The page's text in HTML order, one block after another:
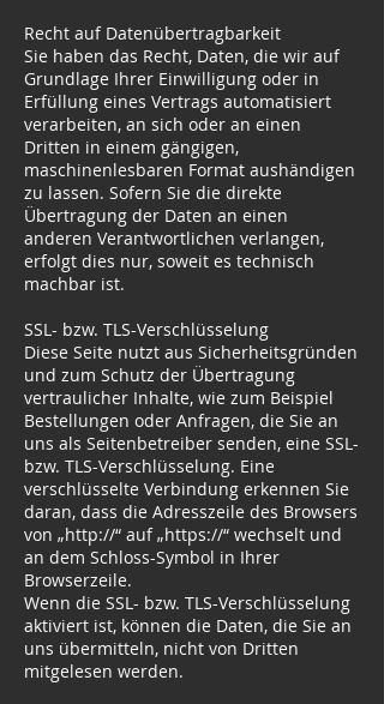
Recht auf Datenübertragbarkeit
Sie haben das Recht, Daten, die wir auf
Grundlage Ihrer Einwilligung oder in
Erfüllung eines Vertrags automatisiert
verarbeiten, an sich oder an einen
Dritten in einem gängigen,
maschinenlesbaren Format aushändigen
zu lassen. Sofern Sie die direkte
Übertragung der Daten an einen
anderen Verantwortlichen verlangen,
erfolgt dies nur, soweit es technisch
machbar ist.
SSL- bzw. TLS-Verschlüsselung
Diese Seite nutzt aus Sicherheitsgründen
und zum Schutz der Übertragung
vertraulicher Inhalte, wie zum Beispiel
Bestellungen oder Anfragen, die Sie an
uns als Seitenbetreiber senden, eine SSL-
bzw. TLS-Verschlüsselung. Eine
verschlüsselte Verbindung erkennen Sie
daran, dass die Adresszeile des Browsers
von „http://“ auf „https://“ wechselt und
an dem Schloss-Symbol in Ihrer
Browserzeile.
Wenn die SSL- bzw. TLS-Verschlüsselung
aktiviert ist, können die Daten, die Sie an
uns übermitteln, nicht von Dritten
mitgelesen werden.